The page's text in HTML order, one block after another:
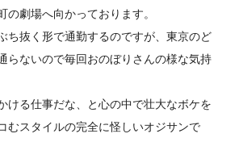
の劇場へ向かっております。
ち抜く形で通勤するのですが、東京のど
らないので毎回おのぼりさんの様な気持
ける仕事だな、と心の中で壮大なボケを
むスタイルの完全に怪しいオジサンで